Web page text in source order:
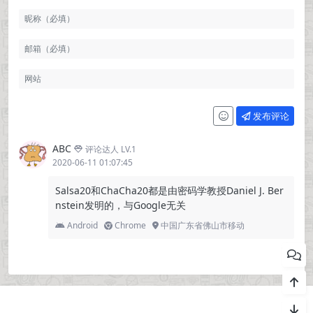
发布评论
ABC
评论达人 LV.1
2020-06-11 01:07:45
Salsa20和ChaCha20都是由密码学教授Daniel J. Ber
nstein发明的，与Google无关
Android Chrome 中国广东省佛山市移动